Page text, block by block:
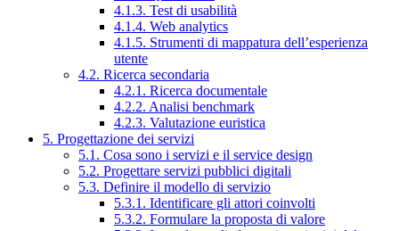
4.1.3. Test di usabilità
4.1.4. Web analytics
4.1.5. Strumenti di mappatura dell’esperienza
utente
4.2. Ricerca secondaria
4.2.1. Ricerca documentale
4.2.2. Analisi benchmark
4.2.3. Valutazione euristica
5. Progettazione dei servizi
5.1. Cosa sono i servizi e il service design
5.2. Progettare servizi pubblici digitali
5.3. Definire il modello di servizio
5.3.1. Identificare gli attori coinvolti
5.3.2. Formulare la proposta di valore